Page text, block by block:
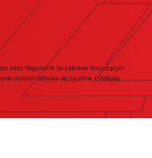
nasz Regulamin (w zakresie dotyczącym
danych odbywa się zgodnie z Polityką